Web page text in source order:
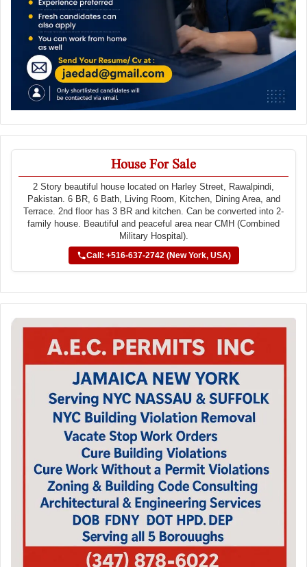
House For Sale
2 Story beautiful house located on Harley Street, Rawalpindi,
Pakistan. 6 BR, 6 Bath, Living Room, Kitchen, Dining Area, and
Terrace. 2nd floor has 3 BR and kitchen. Can be converted into 2-
family house. Beautiful and peaceful area near CMH (Combined
Military Hospital).
Call: +516-637-2742 (New York, USA)